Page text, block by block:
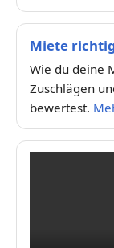
Miete
Wie du deine
Zuschlägen
bewertest.